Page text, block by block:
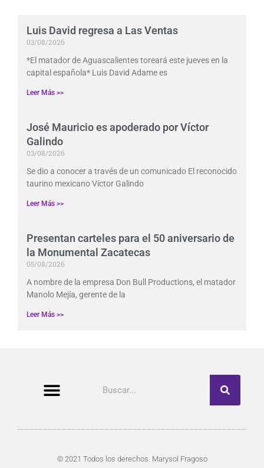
Luis David regresa a Las Ventas
03/08/2026
*El matador de Aguascalientes toreará este jueves en la
capital española* Luis David Adame es
Leer Más >>
José Mauricio es apoderado por Víctor
Galindo
03/08/2026
Se dio a conocer a través de un comunicado El reconocido
taurino mexicano Víctor Galindo
Leer Más >>
Presentan carteles para el 50 aniversario de
la Monumental Zacatecas
05/08/2026
A nombre de la empresa Don Bull Productions, el matador
Manolo Mejía, gerente de la
Leer Más >>
© 2021 Todos los derechos. Marysol Fragoso